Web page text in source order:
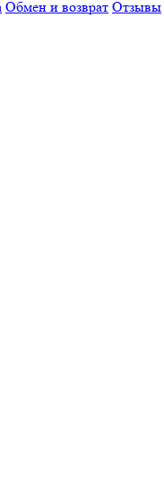
Обмен и возврат Отзывы